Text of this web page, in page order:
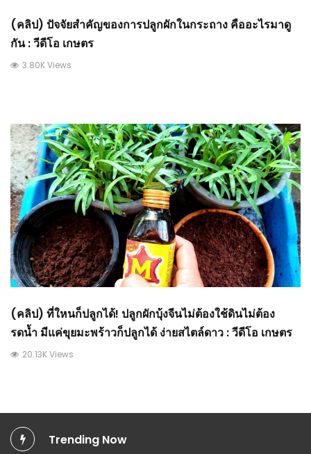
(คลิป) ปัจจัยสำคัญของการปลูกผักในกระถาง คืออะไรมาดู
กัน : วีดีโอ เกษตร
3.80K Views
(คลิป) ที่ใหนก็ปลูกได้! ปลูกผักบุ้งจีนไม่ต้องใช้ดินไม่ต้อง
รดน้ำ มีแค่ขุยมะพร้าวก็ปลูกได้ ง่ายสไตล์ดาว : วีดีโอ เกษตร
20.13K Views
Trending Now